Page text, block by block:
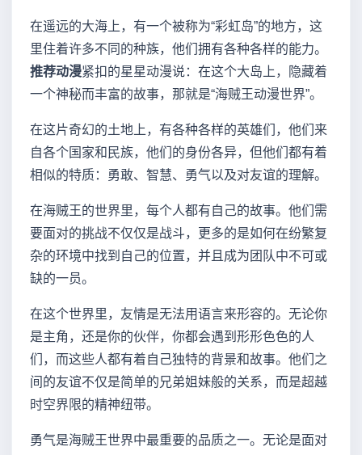
在遥远的大海上，有一个被称为“彩虹岛”的地方，这
里住着许多不同的种族，他们拥有各种各样的能力。
推荐动漫紧扣的星星动漫说：在这个大岛上，隐藏着
一个神秘而丰富的故事，那就是“海贼王动漫世界”。
在这片奇幻的土地上，有各种各样的英雄们，他们来
自各个国家和民族，他们的身份各异，但他们都有着
相似的特质：勇敢、智慧、勇气以及对友谊的理解。
在海贼王的世界里，每个人都有自己的故事。他们需
要面对的挑战不仅仅是战斗，更多的是如何在纷繁复
杂的环境中找到自己的位置，并且成为团队中不可或
缺的一员。
在这个世界里，友情是无法用语言来形容的。无论你
是主角，还是你的伙伴，你都会遇到形形色色的人
们，而这些人都有着自己独特的背景和故事。他们之
间的友谊不仅是简单的兄弟姐妹般的关系，而是超越
时空界限的精神纽带。
勇气是海贼王世界中最重要的品质之一。无论是面对